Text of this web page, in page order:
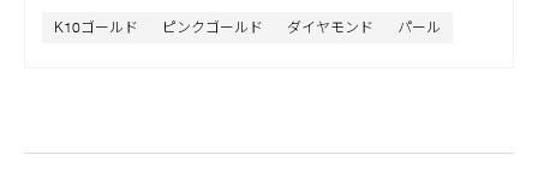
K10ゴールド ピンクゴールド ダイヤモンド パール